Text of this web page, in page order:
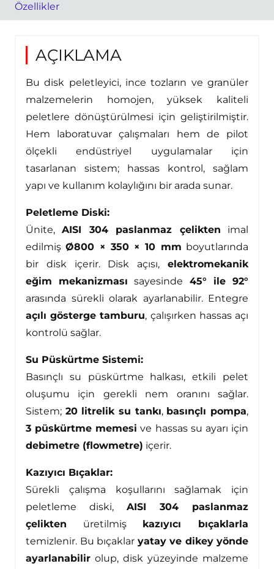
Özellikler
AÇIKLAMA
Bu disk peletleyici, ince tozların ve granüler
malzemelerin homojen, yüksek kaliteli
peletlere dönüştürülmesi için geliştirilmiştir.
Hem laboratuvar çalışmaları hem de pilot
ölçekli endüstriyel uygulamalar için
tasarlanan sistem; hassas kontrol, sağlam
yapı ve kullanım kolaylığını bir arada sunar.
Peletleme Diski:
Ünite,AISI 304 paslanmaz çelikten imal
edilmişØ800 × 350 × 10 mm boyutlarında
bir disk içerir. Disk açısı, elektromekanik
eğim mekanizması sayesinde 45° ile 92°
arasında sürekli olarak ayarlanabilir. Entegre
açılı gösterge tamburu, çalışırken hassas açı
kontrolü sağlar.
Su Püskürtme Sistemi:
Basınçlı su püskürtme halkası, etkili pelet
oluşumu için gerekli nem oranını sağlar.
Sistem; 20 litrelik su tankı, basınçlı pompa,
3 püskürtme memesi ve hassas su ayarı için
debimetre (flowmetre) içerir.
Kazıyıcı Bıçaklar:
Sürekli çalışma koşullarını sağlamak için
peletleme diski, AISI 304 paslanmaz
çelikten üretilmiş kazıyıcı bıçaklarla
temizlenir. Bu bıçaklar yatay ve dikey yönde
ayarlanabilir olup, disk yüzeyinde malzeme